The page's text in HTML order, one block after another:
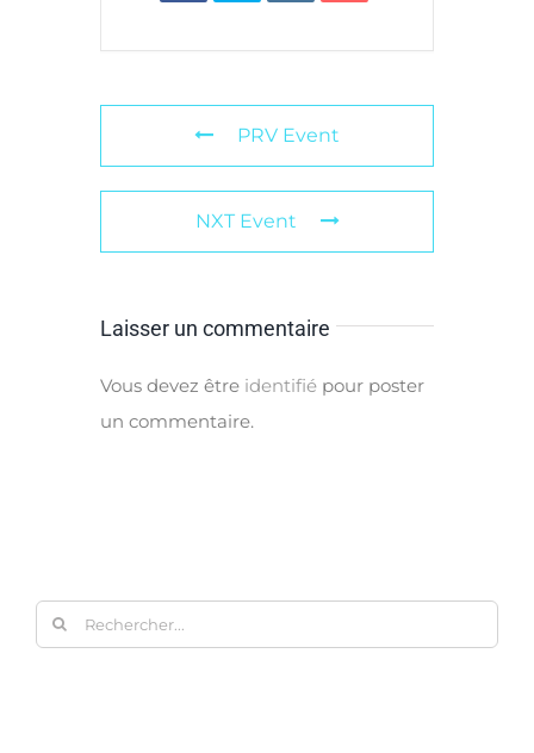
PRV Event
NXT Event
Laisser un commentaire
Vous devez être identifié pour poster
un commentaire.
Rechercher: